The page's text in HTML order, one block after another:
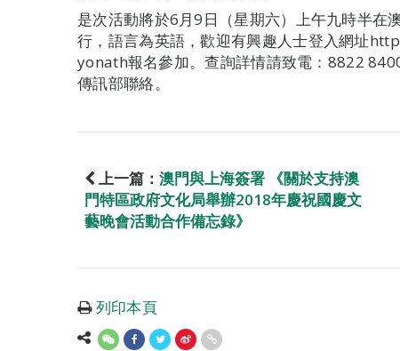
是次活動將於6月9日（星期六）上午九時半在
行，語言為英語，歡迎有興趣人士登入網址
yonath報名參加。查詢詳情請致電：8822
傳訊部聯絡。
上一篇： 澳門與上海簽署 《關於支持澳
門特區政府文化局舉辦2018年慶祝國慶文
藝晚會活動合作備忘錄》
列印本頁